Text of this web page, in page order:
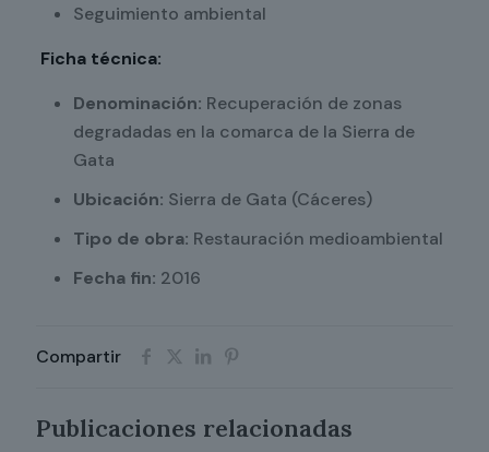
Seguimiento ambiental
Ficha técnica:
Denominación: Recuperación de zonas
degradadas en la comarca de la Sierra de
Gata
Ubicación: Sierra de Gata (Cáceres)
Tipo de obra: Restauración medioambiental
Fecha fin: 2016
Compartir
Publicaciones relacionadas